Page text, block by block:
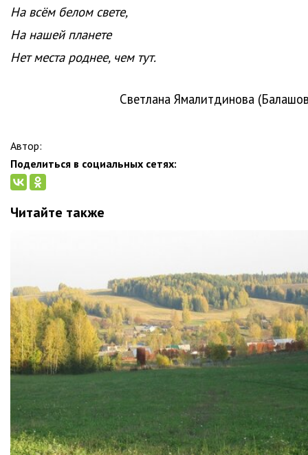
На всём белом свете,
На нашей планете
Нет места роднее, чем тут.
Светлана Ямалитдинова
Автор:
Поделиться в социальных сетях:
Читайте также